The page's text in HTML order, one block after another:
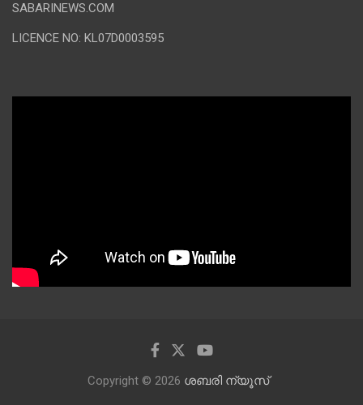
SABARINEWS.COM
LICENCE NO: KL07D0003595
Copyright © 2026 ശബരി ന്യൂസ്